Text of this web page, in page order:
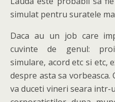
simulat pentru suratele
Daca au un job care
cuvinte de genul:
simulare, acord etc si etc,
despre asta sa vorbeasca.
va duceti vineri seara intr-